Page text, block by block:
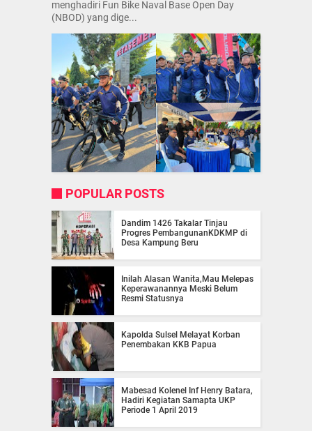
menghadiri Fun Bike Naval Base Open Day
(NBOD) yang dige...
POPULAR POSTS
Dandim 1426 Takalar Tinjau
Progres PembangunanKDKMP di
Desa Kampung Beru
Inilah Alasan Wanita,Mau Melepas
Keperawanannya Meski Belum
Resmi Statusnya
Kapolda Sulsel Melayat Korban
Penembakan KKB Papua
Mabesad Kolenel Inf Henry Batara,
Hadiri Kegiatan Samapta UKP
Periode 1 April 2019